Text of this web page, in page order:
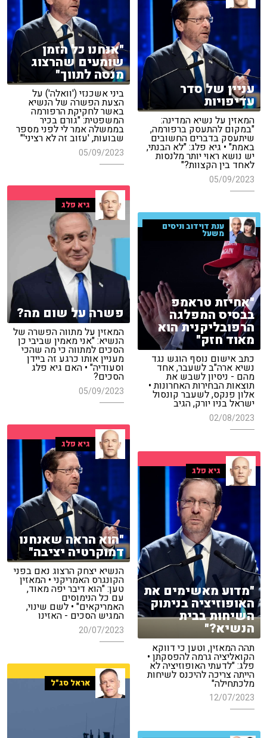
"אנחנו כל הזמן
שומעים שהרצוג
מנסה לתווך"
ביני אשכנזי ('וואלה') על
הצעת הפשרה של הנשיא
באשר לחקיקת הרפורמה
המשפטית: "גורם בכיר
בממשלה אמר לי לפני מספר
שבועות, 'עזוב זה לא רציני'"
05/09/2023
עניין של סדר
עדיפויות
המאזין על נשיא המדינה:
"במקום להתעסק ברפורמה,
שיתעסק בדברים החשובים
באמת" • גיא פלג: "לא הבנתי,
יש נושא ראוי יותר מלנסות
לאחד בין הקצוות?"
05/09/2023
גיא פלג
פשרה על שום מה?
המאזין על מתווה הפשרה של
הנשיא: "אני מאמין שביבי כן
הסכים למתווה כי מה שהכי
מעניין אותו כרגע זה ביידן
וסעודיה" • האם גיא פלג
הסכים?
05/09/2023
ענת דוידוב וניסים
משעל
"אחיזת טראמפ
בבסיס המפלגה
הרפובליקנית הוא
מאוד חזק"
כתב אישום נוסף הוגש נגד
נשיא ארה"ב לשעבר, אחד
מהם - ניסיון לשבש את
תוצאות הבחירות האחרונות •
אלון פנקס, לשעבר קונסול
ישראל בניו יורק, הגיב
02/08/2023
גיא פלג
"הוא הראה שאנחנו
דמוקרטיה יציבה"
הנשיא יצחק הרצוג נאם בפני
הקונגרס האמריקני • המאזין
טען: "הוא דיבר יפה מאוד,
עם כל הנימוסים
האמריקאים" • לשם שינוי,
המגיש הסכים - האזינו
20/07/2023
גיא פלג
"מדוע מאשימים את
האופוזיציה בניתוק
השיחות בבית
הנשיא?"
תהה המאזין, וטען כי דווקא
הקואליציה גרמה להפסקתן •
פלג: "לדעתי האופוזיציה לא
הייתה צריכה להיכנס לשיחות
מלכתחילה"
12/07/2023
אראל סג"ל